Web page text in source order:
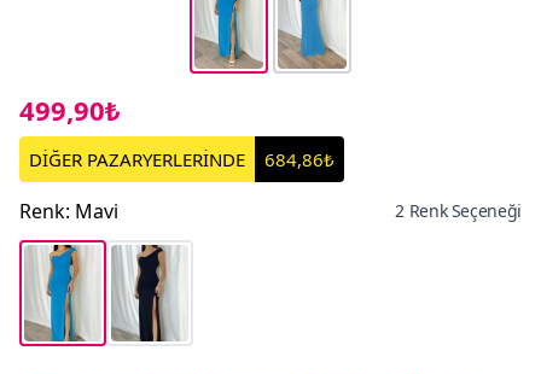
499,90₺
DİĞER PAZARYERLERİNDE 684,86₺
Renk: Mavi 2 Renk Seçeneği